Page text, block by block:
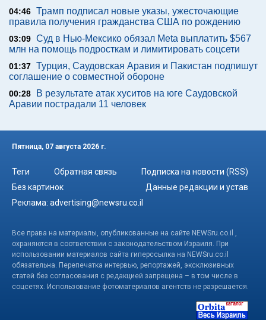
04:46 Трамп подписал новые указы, ужесточающие
правила получения гражданства США по рождению
03:09 Суд в Нью-Мексико обязал Meta выплатить $567
млн на помощь подросткам и лимитировать соцсети
01:37 Турция, Саудовская Аравия и Пакистан подпишут
соглашение о совместной обороне
00:28
В результате атак хуситов на юге Саудовской
Аравии пострадали 11 человек
Пятница, 07 августа 2026 г.
Теги Обратная связь
Подписка на новости (RSS)
Без картинок
Данные редакции и устав
Реклама: advertising@newsru.co.il
Все права на материалы, опубликованные на сайте NEWSru.co.il ,
охраняются в соответствии с законодательством Израиля. При
использовании материалов сайта гиперссылка на NEWSru.co.il
обязательна. Перепечатка интервью, репортажей, эксклюзивных
статей без согласования с редакцией запрещена – в том числе в
соцсетях. Использование фотоматериалов агентств не разрешается.